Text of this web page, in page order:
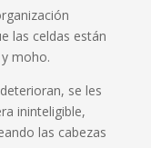
las celdas están
moho.
se les
ininteligible,
las cabezas